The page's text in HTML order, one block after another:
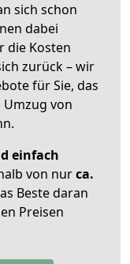
sich schon
dabei
die Kosten
zurück – wir
für Sie, das
von
einfach
von nurca.
Beste daran
Preisen